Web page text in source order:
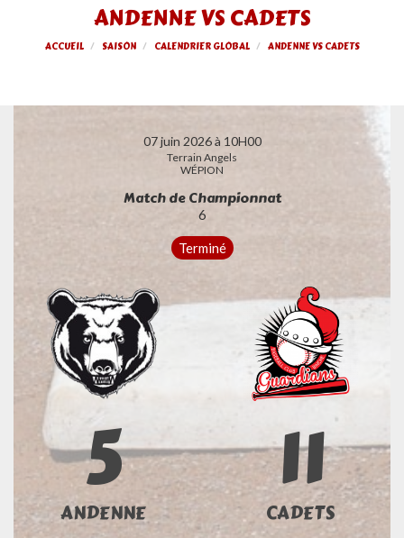
ANDENNE VS CADETS
ACCUEIL SAISON CALENDRIER GLOBAL ANDENNE VS CADETS
07 juin 2026 à 10H00
Terrain Angels
WÉPION
Match de Championnat
6
Terminé
5 11
ANDENNE CADETS